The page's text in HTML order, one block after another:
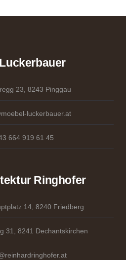
23, 8243 Pinggau
luckerbauer.at
664 919 61 45
Ringhofer
14, 8240 Friedberg
31, 8241 Dechantskirchen